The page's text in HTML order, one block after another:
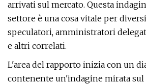
arrivati ​​sul mercato. Questa
settore è una cosa vitale per
speculatori, amministratori
e altri correlati.
L'area del rapporto inizia con un
contenente un'indagine mirata sul